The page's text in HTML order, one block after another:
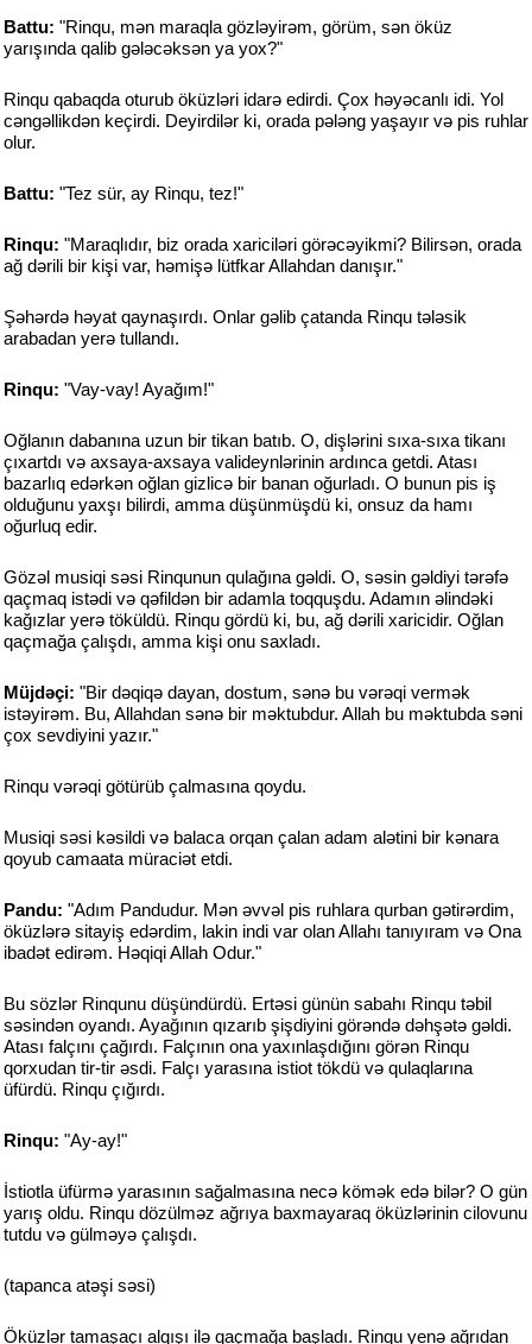
Battu: "Rinqu, mən maraqla gözləyirəm, görüm, sən öküz
yarışında qalib gələcəksən ya yox?"
Rinqu qabaqda oturub öküzləri idarə edirdi. Çox həyəcanlı idi. Yol
cəngəllikdən keçirdi. Deyirdilər ki, orada pələng yaşayır və pis ruhlar
olur.
Battu: "Tez sür, ay Rinqu, tez!"
Rinqu: "Maraqlıdır, biz orada xariciləri görəcəyikmi? Bilirsən, orada
ağ dərili bir kişi var, həmişə lütfkar Allahdan danışır."
Şəhərdə həyat qaynaşırdı. Onlar gəlib çatanda Rinqu tələsik
arabadan yerə tullandı.
Rinqu: "Vay-vay! Ayağım!"
Oğlanın dabanına uzun bir tikan batıb. O, dişlərini sıxa-sıxa tikanı
çıxartdı və axsaya-axsaya valideynlərinin ardınca getdi. Atası
bazarlıq edərkən oğlan gizlicə bir banan oğurladı. O bunun pis iş
olduğunu yaxşı bilirdi, amma düşünmüşdü ki, onsuz da hamı
oğurluq edir.
Gözəl musiqi səsi Rinqunun qulağına gəldi. O, səsin gəldiyi tərəfə
qaçmaq istədi və qəfildən bir adamla toqquşdu. Adamın əlindəki
kağızlar yerə töküldü. Rinqu gördü ki, bu, ağ dərili xaricidir. Oğlan
qaçmağa çalışdı, amma kişi onu saxladı.
Müjdəçi: "Bir dəqiqə dayan, dostum, sənə bu vərəqi vermək
istəyirəm. Bu, Allahdan sənə bir məktubdur. Allah bu məktubda səni
çox sevdiyini yazır."
Rinqu vərəqi götürüb çalmasına qoydu.
Musiqi səsi kəsildi və balaca orqan çalan adam alətini bir kənara
qoyub camaata müraciət etdi.
Pandu: "Adım Pandudur. Mən əvvəl pis ruhlara qurban gətirərdim,
öküzlərə sitayiş edərdim, lakin indi var olan Allahı tanıyıram və Ona
ibadət edirəm. Həqiqi Allah Odur."
Bu sözlər Rinqunu düşündürdü. Ertəsi günün sabahı Rinqu təbil
səsindən oyandı. Ayağının qızarıb şişdiyini görəndə dəhşətə gəldi.
Atası falçını çağırdı. Falçının ona yaxınlaşdığını görən Rinqu
qorxudan tir-tir əsdi. Falçı yarasına istiot tökdü və qulaqlarına
üfürdü. Rinqu çığırdı.
Rinqu: "Ay-ay!"
İstiotla üfürmə yarasının sağalmasına necə kömək edə bilər? O gün
yarış oldu. Rinqu dözülməz ağrıya baxmayaraq öküzlərinin cilovunu
tutdu və gülməyə çalışdı.
(tapanca atəşi səsi)
Öküzlər tamaşaçı alqışı ilə qaçmağa başladı. Rinqu yenə ağrıdan